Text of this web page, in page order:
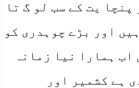
پنچا یت کے سب لو گ تا
اور بڑے چوہدری کو
اب ہمارا نیا زمانہ
ہے کشمیر اور